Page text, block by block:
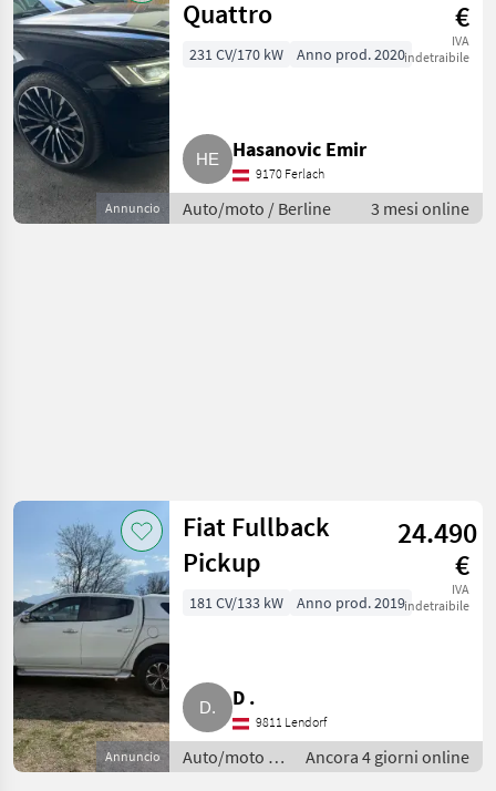
Annuncio
Quattro
€
IVA
indetraibile
231 CV/170 kW Anno prod. 2020
Hasanovic Emir
9170 Ferlach
Auto/moto / Berline 3 mesi online
Annuncio
Fiat Fullback
Pickup
24.490
€
IVA
indetraibile
181 CV/133 kW Anno prod. 2019
D .
9811 Lendorf
Auto/moto /
Berline
Ancora 4 giorni online